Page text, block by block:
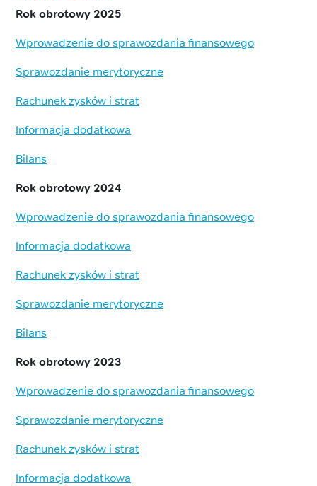
Rok obrotowy 2025
Wprowadzenie do sprawozdania finansowego
Sprawozdanie merytoryczne
Rachunek zysków i strat
Informacja dodatkowa
Bilans
Rok obrotowy 2024
Wprowadzenie do sprawozdania finansowego
Informacja dodatkowa
Rachunek zysków i strat
Sprawozdanie merytoryczne
Bilans
Rok obrotowy 2023
Wprowadzenie do sprawozdania finansowego
Sprawozdanie merytoryczne
Rachunek zysków i strat
Informacja dodatkowa